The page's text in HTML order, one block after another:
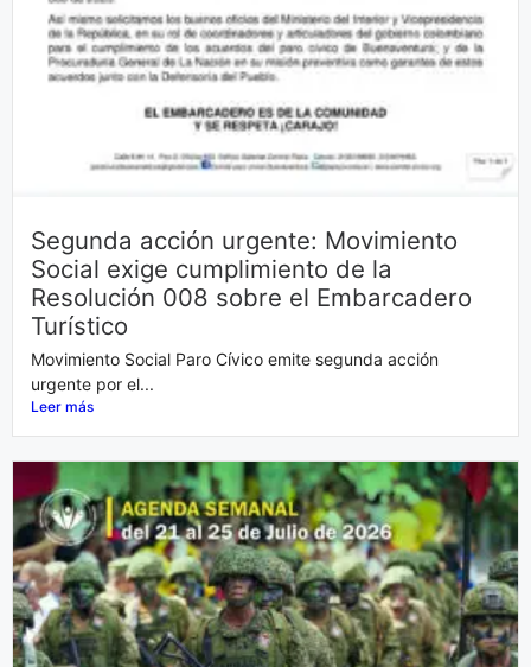
Segunda acción urgente: Movimiento
Social exige cumplimiento de la
Resolución 008 sobre el Embarcadero
Turístico
Movimiento Social Paro Cívico emite segunda acción
urgente por el...
Leer más